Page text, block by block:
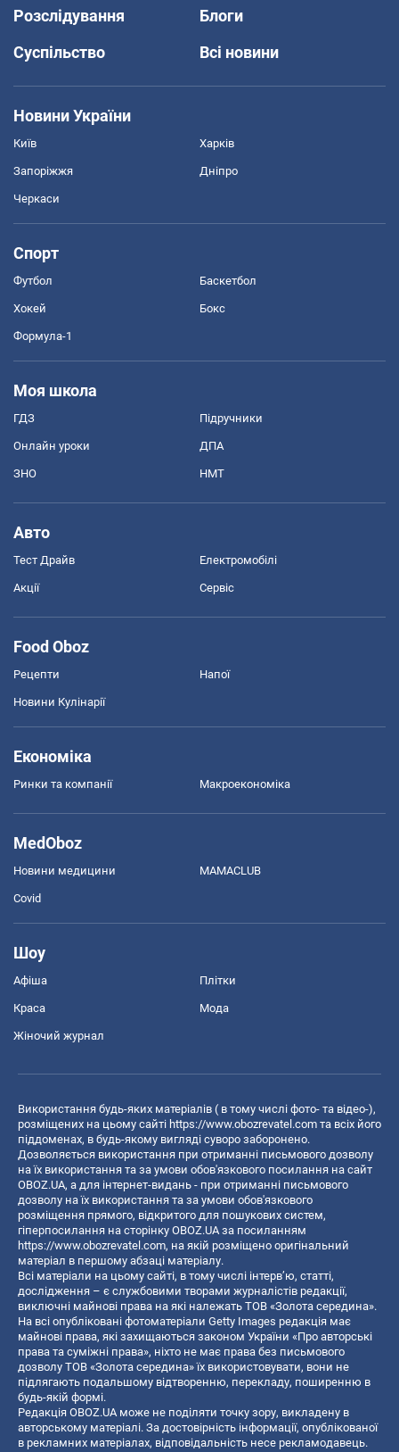
Розслідування
Блоги
Суспільство
Всі новини
Новини України
Київ Харків
Запоріжжя Дніпро
Черкаси
Спорт
Футбол Баскетбол
Хокей Бокс
Формула-1
Моя школа
ГДЗ Підручники
Онлайн уроки ДПА
ЗНО НМТ
Авто
Тест Драйв Електромобілі
Акції Сервіс
Food Oboz
Рецепти Напої
Новини Кулінарії
Економіка
Ринки та компанії Макроекономіка
MedOboz
Новини медицини MAMACLUB
Covid
Шоу
Афіша Плітки
Краса Мода
Жіночий журнал
Використання будь-яких матеріалів ( в тому числі фото- та відео-),
розміщених на цьому сайті https://www.obozrevatel.com та всіх його
піддоменах, в будь-якому вигляді суворо заборонено.
Дозволяється використання при отриманні письмового дозволу
на їх використання та за умови обов'язкового посилання на сайт
OBOZ.UA, а для інтернет-видань - при отриманні письмового
дозволу на їх використання та за умови обов'язкового
розміщення прямого, відкритого для пошукових систем,
гіперпосилання на сторінку OBOZ.UA за посиланням
https://www.obozrevatel.com, на якій розміщено оригінальний
матеріал в першому абзаці матеріалу.
Всі матеріали на цьому сайті, в тому числі інтерв’ю, статті,
дослідження – є службовими творами журналістів редакції,
виключні майнові права на які належать ТОВ «Золота середина».
На всі опубліковані фотоматеріали Getty Images редакція має
майнові права, які захищаються законом України «Про авторські
права та суміжні права», ніхто не має права без письмового
дозволу ТОВ «Золота середина» їх використовувати, вони не
підлягають подальшому відтворенню, перекладу, поширенню в
будь-якій формі.
Редакція OBOZ.UA може не поділяти точку зору, викладену в
авторському матеріалі. За достовірність інформації, опублікованої
в рекламних матеріалах, відповідальність несе рекламодавець.